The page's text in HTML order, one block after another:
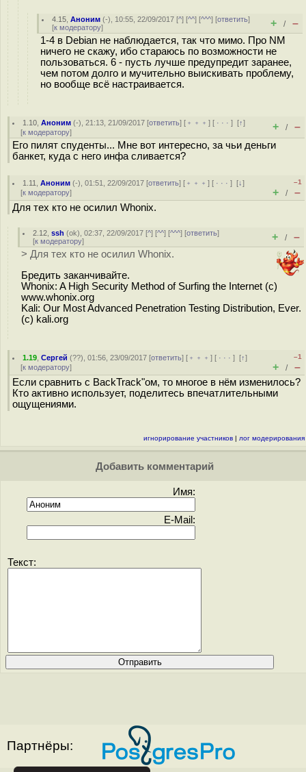
4.15 ,Аноним (-), 10:55, 22/09/2017 [^] [^^] [^^^] [ответить]
[к модератору] + / –
1-4 в Debian не наблюдается, так что мимо. Про NM
ничего не скажу, ибо стараюсь по возможности не
пользоваться. 6 - пусть лучше предупредит заранее,
чем потом долго и мучительно выискивать проблему,
но вообще всё настраивается.
1.10 ,Аноним (-), 21:13, 21/09/2017 [ответить] [ ﹢﹢﹢] [ · · ·][↑]
[к модератору] + / –
Его пилят спуденты... Мне вот интересно, за чьи деньги
банкет, куда с него инфа сливается?
1.11 ,Аноним (-), 01:51, 22/09/2017 [ответить] [ ﹢﹢﹢] [ · · ·][↓]
[к модератору]
–1
+ / –
Для тех кто не осилил Whonix.
2.12 ,ssh (ok), 02:37, 22/09/2017 [^] [^^] [^^^] [ответить]
[к модератору] + / –
> Для тех кто не осилил Whonix.
Бредить заканчивайте.
Whonix: A High Security Method of Surfing the Internet (c)
www.whonix.org
Kali: Our Most Advanced Penetration Testing Distribution, Ever.
(c) kali.org
1.19 ,Сергей (??), 01:56, 23/09/2017 [ответить] [ ﹢﹢﹢] [ · · ·][↑]
[к модератору]
–1
+ / –
Если сравнить с BackTrack"ом, то многое в нём изменилось?
Кто активно использует, поделитесь впечатлительными
ощущениями.
игнорирование участников | лог модерирования
Добавить комментарий
Имя:
E-Mail:
Текст:
Партнёры: